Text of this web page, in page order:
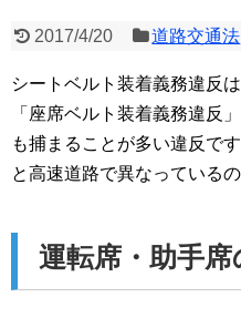
2017/4/20 道路交通法
シートベルト装着義務違反
「座席ベルト装着義務違反
も捕まることが多い違反で
と高速道路で異なっている
運転席・助手席